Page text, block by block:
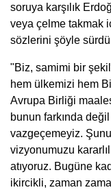
soruya karşılık
veya çelme takmak
sözlerini şöyle
"Biz, samimi bir
hem ülkemizi hem
Avrupa Birliği
bunun farkında
vazgeçemeyiz.
vizyonumuzu
atıyoruz. Bugüne
ikircikli, zaman